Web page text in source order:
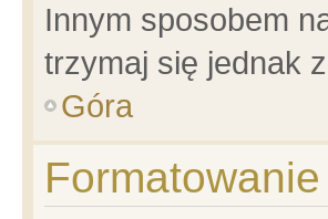
Innym sposobem
trzymaj się jednak
Góra